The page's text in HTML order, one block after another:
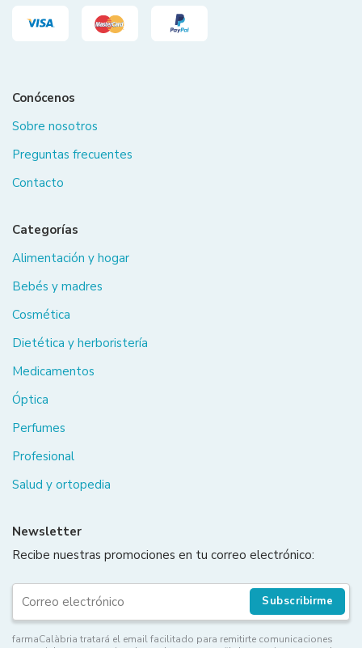
Conócenos
Sobre nosotros
Preguntas frecuentes
Contacto
Categorías
Alimentación y hogar
Bebés y madres
Cosmética
Dietética y herboristería
Medicamentos
Óptica
Perfumes
Profesional
Salud y ortopedia
Newsletter
Recibe nuestras promociones en tu correo electrónico:
Subscribirme
farmaCalàbria tratará el email facilitado para remitirte comunicaciones